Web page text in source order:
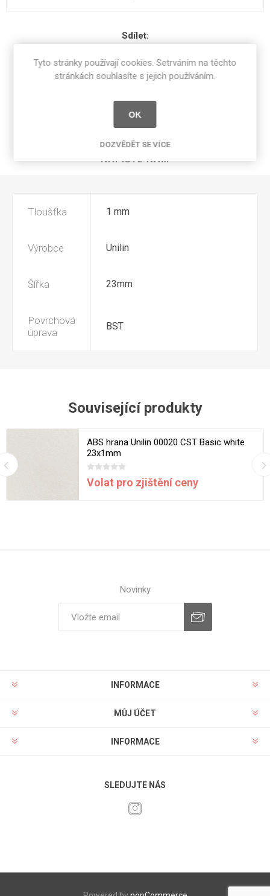
Sdílet:
SPECIFIKACE PRODUKTU
RECENZE
NAPIŠTE NÁM
Tloušťka 1 mm
Výrobce Unilin
Šířka 23mm
Povrchová
úprava
BST
Související produkty
ABS hrana Unilin 00020 CST Basic white
23x1mm
Volat pro zjištění ceny
Novinky
INFORMACE
MŮJ ÚČET
INFORMACE
SLEDUJTE NÁS
Tyto stránky používají cookies. Setrváním na těchto
stránkách souhlasíte s jejich používáním.
OK
DOZVĚDĚT SE VÍCE